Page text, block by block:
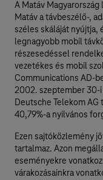
A Matáv
Matáv a távbeszélő-,
széles skáláját nyújtja,
legnagyobb mobil
részesedéssel
vezetékes és mobil
Communications AD-
2002. szeptember 30-i
Deutsche Telekom AG
40,79%-a nyilvános
Ezen sajtóközlemény
tartalmaz. Azon
eseményekre
várakozásainkra